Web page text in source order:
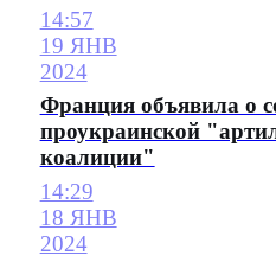
14:57
19 ЯНВ
2024
Франция объявила о
проукраинской
коалиции"
14:29
18 ЯНВ
2024